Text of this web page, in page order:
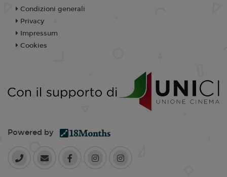
Condizioni generali
Privacy
Impressum
Cookies
Powered by